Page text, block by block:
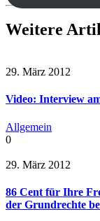
Weitere
29. März 2012
Video: Interview
Allgemein
0
29. März 2012
86 Cent für Ihre
der Grundrechte